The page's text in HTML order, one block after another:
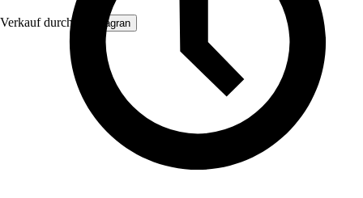
Verkauf durch: Primagran